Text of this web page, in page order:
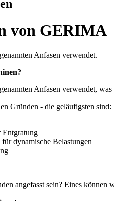
von GERIMA
Anfasen verwendet.
Anfasen verwendet,
Gründen - die geläufigsten sind:
Entgratung
dynamische Belastungen
angefasst sein? Eines